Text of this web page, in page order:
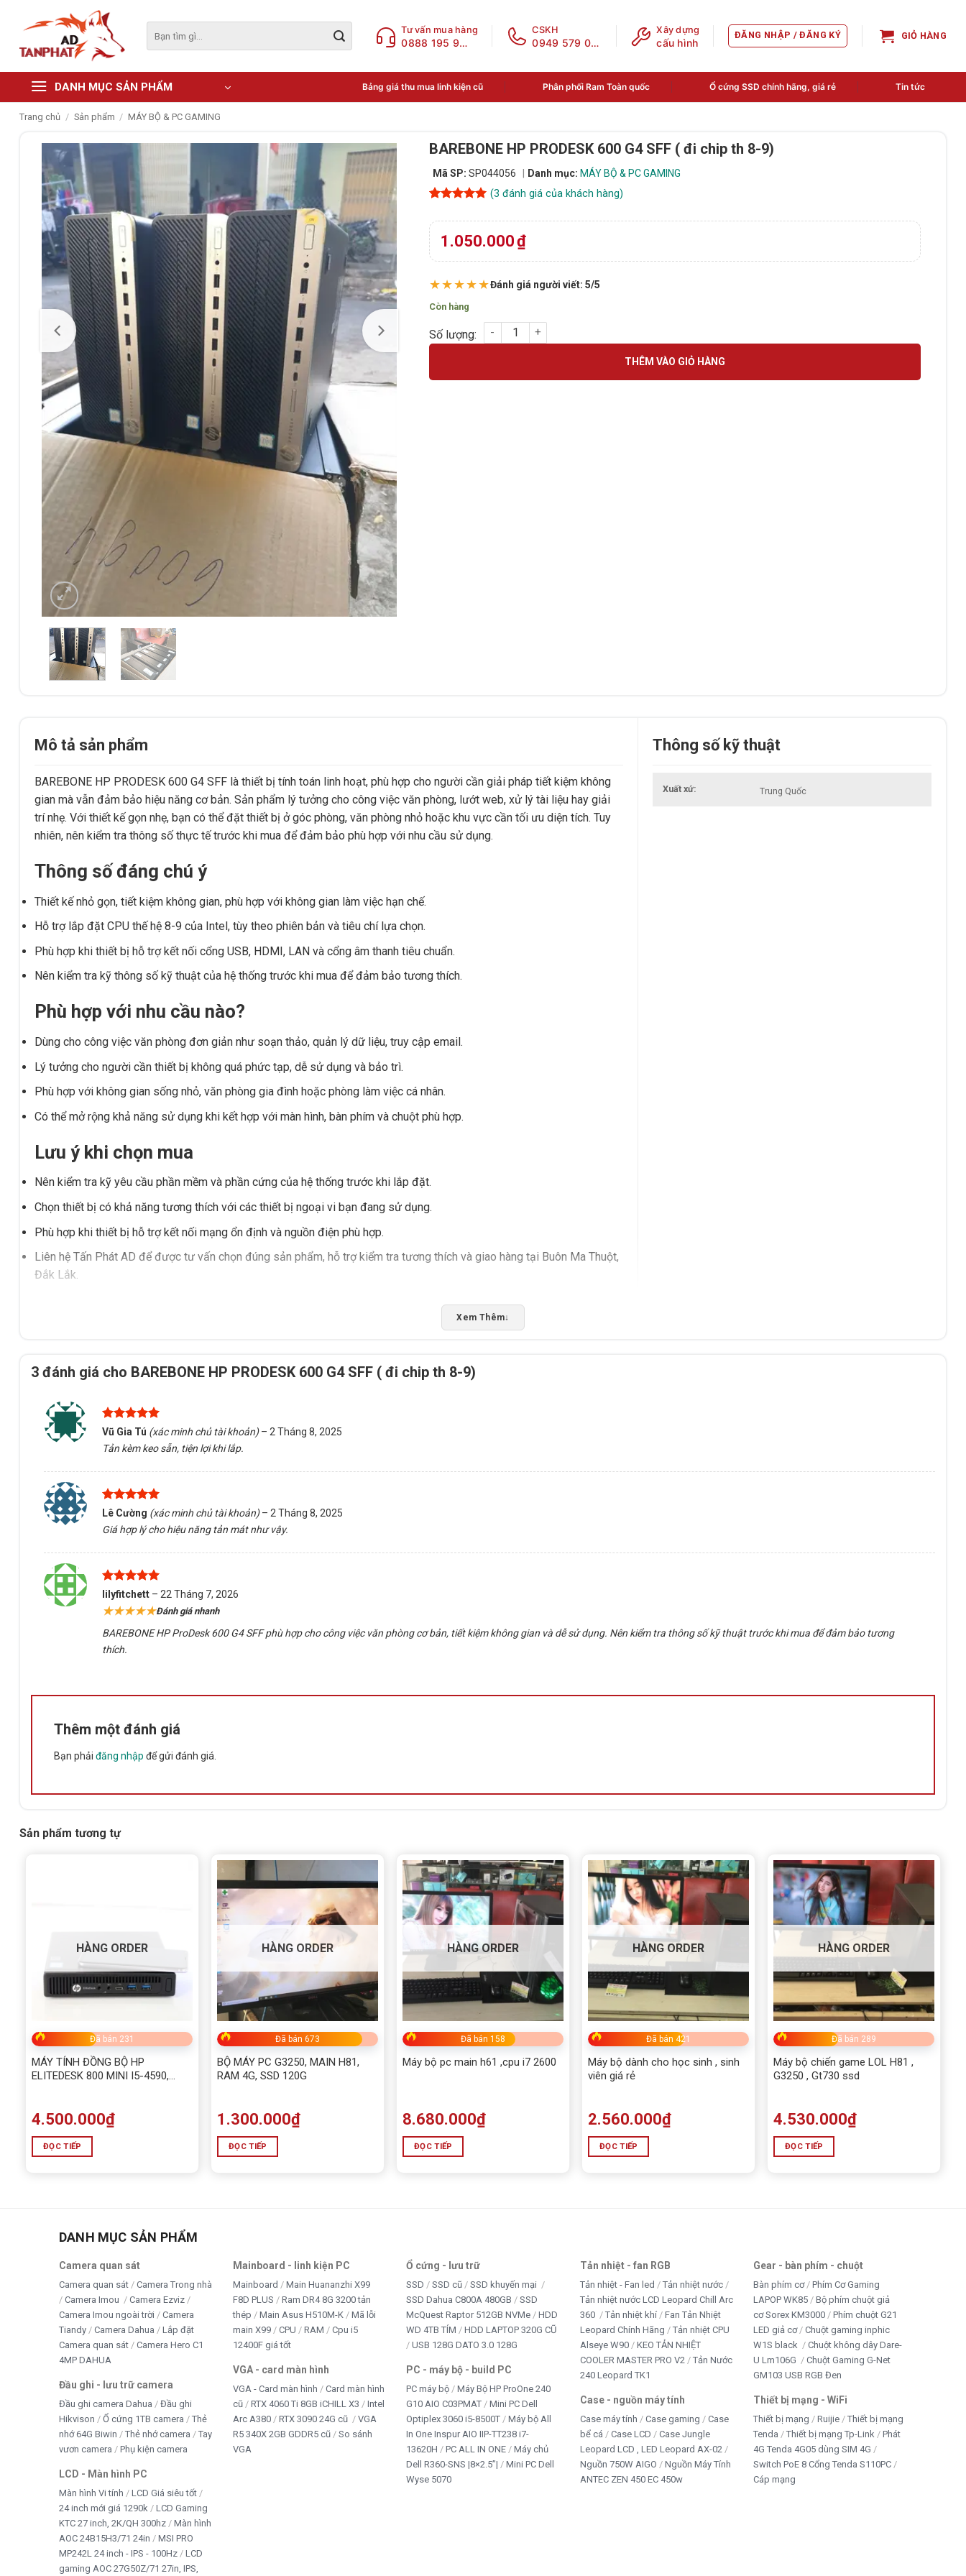
content
kiếm:
Tư vấn mua hàng
0888 195 969
CSKH
0949 579 078
Xây dựng
cấu hình
ĐĂNG NHẬP / ĐĂNG KÝ GIỎ HÀNG
DANH MỤC SẢN PHẨM Bảng giá thu mua linh kiện cũ Phân phối Ram Toàn quốc Ổ cứng SSD chính hãng, giá rẻ Tin tức
Trang chủ / Sản phẩm / MÁY BỘ & PC GAMING
BAREBONE HP PRODESK 600 G4 SFF ( đi chip th 8-9)
Mã SP: SP044056 Danh mục: MÁY BỘ & PC GAMING
dựa trên
đánh giá
(3 đánh giá của khách hàng)
1.050.000₫
★★★★★Đánh giá người viết: 5/5
Còn hàng
BAREBONE HP PRODESK 600 G4 SFF ( đi chip th 8-9) số lượng
THÊM VÀO GIỎ HÀNG
Mô tả sản phẩm
BAREBONE HP PRODESK 600 G4 SFF là thiết bị tính toán linh hoạt, phù hợp cho người cần giải pháp tiết kiệm không
gian mà vẫn đảm bảo hiệu năng cơ bản. Sản phẩm lý tưởng cho công việc văn phòng, lướt web, xử lý tài liệu hay giải
trí nhẹ. Với thiết kế gọn nhẹ, bạn có thể đặt thiết bị ở góc phòng, văn phòng nhỏ hoặc khu vực cần tối ưu diện tích. Tuy
nhiên, nên kiểm tra thông số thực tế trước khi mua để đảm bảo phù hợp với nhu cầu sử dụng.
Thông số đáng chú ý
Thiết kế nhỏ gọn, tiết kiệm không gian, phù hợp với không gian làm việc hạn chế.
Hỗ trợ lắp đặt CPU thế hệ 8-9 của Intel, tùy theo phiên bản và tiêu chí lựa chọn.
Phù hợp khi thiết bị hỗ trợ kết nối cổng USB, HDMI, LAN và cổng âm thanh tiêu chuẩn.
Nên kiểm tra kỹ thông số kỹ thuật của hệ thống trước khi mua để đảm bảo tương thích.
Phù hợp với nhu cầu nào?
Dùng cho công việc văn phòng đơn giản như soạn thảo, quản lý dữ liệu, truy cập email.
Lý tưởng cho người cần thiết bị không quá phức tạp, dễ sử dụng và bảo trì.
Phù hợp với không gian sống nhỏ, văn phòng gia đình hoặc phòng làm việc cá nhân.
Có thể mở rộng khả năng sử dụng khi kết hợp với màn hình, bàn phím và chuột phù hợp.
Lưu ý khi chọn mua
Nên kiểm tra kỹ yêu cầu phần mềm và phần cứng của hệ thống trước khi lắp đặt.
Chọn thiết bị có khả năng tương thích với các thiết bị ngoại vi bạn đang sử dụng.
Phù hợp khi thiết bị hỗ trợ kết nối mạng ổn định và nguồn điện phù hợp.
Liên hệ Tấn Phát AD để được tư vấn chọn đúng sản phẩm, hỗ trợ kiểm tra tương thích và giao hàng tại Buôn Ma Thuột,
Đắk Lắk.
Đảm bảo lựa chọn sản phẩm phù hợp với nhu cầu sử dụng và điều kiện kỹ thuật của bạn để tối ưu hiệu quả hoạt động.
Thông số kỹ thuật
Xuất xứ Trung Quốc
Xem Thêm↓
3 đánh giá cho BAREBONE HP PRODESK 600 G4 SFF ( đi chip th 8-9)
Được xếp
hạng
sao
Vũ Gia Tú (xác minh chủ tài khoản) – 2 Tháng 8, 2025
Tản kèm keo sẵn, tiện lợi khi lắp.
Được xếp
5
sao
Lê Cường (xác minh chủ tài khoản) – 2 Tháng 8, 2025
Giá hợp lý cho hiệu năng tản mát như vậy.
Được xếp
hạng 5
5
sao
lilyfitchett – 22 Tháng 7, 2026
★★★★★Đánh giá nhanh
BAREBONE HP ProDesk 600 G4 SFF phù hợp cho công việc văn phòng cơ bản, tiết kiệm không gian và dễ sử dụng. Nên kiểm tra thông số kỹ thuật trước khi mua để đảm bảo tương
thích.
Thêm một đánh giá
Bạn phải đăng nhập để gửi đánh giá.
Sản phẩm tương tự
HÀNG ORDER
Đã bán 231
MÁY TÍNH ĐỒNG BỘ HP
ELITEDESK 800 MINI I5-4590,
4.500.000₫
ĐỌC TIẾP
HÀNG ORDER
Đã bán 673
BỘ MÁY PC G3250, MAIN H81,
RAM 4G, SSD 120G
1.300.000₫
ĐỌC TIẾP
HÀNG ORDER
Đã bán 158
Máy bộ pc main h61 ,cpu i7 2600
8.680.000₫
ĐỌC TIẾP
HÀNG ORDER
Đã bán 421
Máy bộ dành cho học sinh , sinh
viên giá rẻ
2.560.000₫
ĐỌC TIẾP
HÀNG ORDER
Đã bán 289
Máy bộ chiến game LOL H81 ,
G3250 , Gt730 ssd
4.530.000₫
ĐỌC TIẾP
DANH MỤC SẢN PHẨM
Camera quan sát
Camera quan sát
Camera Trong nhà
Camera Imou
Camera Ezviz
Camera Imou ngoài trời
Camera
Tiandy
Camera Dahua
Lắp đặt
Camera quan sát
Camera Hero C1
4MP DAHUA
Đầu ghi - lưu trữ camera
Đầu ghi camera Dahua
Đầu ghi
Hikvison
Ổ cứng 1TB camera
Thẻ
nhớ 64G Biwin
Thẻ nhớ camera
Tay
vươn camera
Phụ kiện camera
LCD - Màn hình PC
Màn hình Vi tính
LCD Giá siêu tốt
24 inch mới giá 1290k
LCD Gaming
KTC 27 inch, 2K/QH 300hz
Màn hình
AOC 24B15H3/71 24in
MSI PRO
MP242L 24 inch - IPS - 100Hz
LCD
gaming AOC 27G50Z/71 27in, IPS,
Mainboard - linh kiện PC
Mainboard
Main Huananzhi X99
F8D PLUS
Ram DR4 8G 3200 tản
thép
Main Asus H510M-K
Mã lỗi
main X99
CPU RAM
Cpu i5
12400F giá tốt
VGA - card màn hình
VGA - Card màn hình
Card màn hình
cũ
RTX 4060 Ti 8GB iCHILL X3
Intel
Arc A380
RTX 3090 24G cũ
VGA
R5 340X 2GB GDDR5 cũ
So sánh
VGA
Ổ cứng - lưu trữ
SSD SSD cũ
SSD khuyến mại
SSD Dahua C800A 480GB
SSD
McQuest Raptor 512GB NVMe
HDD
WD 4TB TÍM
HDD LAPTOP 320G CŨ
USB 128G DATO 3.0 128G
PC - máy bộ - build PC
PC máy bộ
Máy Bộ HP ProOne 240
G10 AIO C03PMAT
Mini PC Dell
Optiplex 3060 i5-8500T
Máy bộ All
In One Inspur AIO IIP-TT238 i7-
13620H
PC ALL IN ONE Máy chủ
Dell R360-SNS |8×2.5”|
Mini PC Dell
Wyse 5070
Tản nhiệt - fan RGB
Tản nhiệt - Fan led
Tản nhiệt nước
Tản nhiệt nước LCD Leopard Chill Arc
360
Tản nhiệt khí
Fan Tản Nhiệt
Leopard Chính Hãng
Tản nhiệt CPU
Alseye W90
KEO TẢN NHIỆT
COOLER MASTER PRO V2
Tản Nước
240 Leopard TK1
Case - nguồn máy tính
Case máy tính Case gaming
Case
bể cá
Case LCD
Case Jungle
Leopard LCD , LED Leopard AX-02
Nguồn 750W AIGO
Nguồn Máy Tính
ANTEC ZEN 450 EC 450w
Gear - bàn phím - chuột
Bàn phím cơ
Phím Cơ Gaming
LAPOP WK85
Bộ phím chuột giả
cơ Sorex KM3000
Phím chuột G21
LED giả cơ
Chuột gaming inphic
W1S black
Chuột không dây Dare-
U Lm106G
Chuột Gaming G-Net
GM103 USB RGB Đen
Thiết bị mạng - WiFi
Thiết bị mạng Ruijie
Thiết bị mạng
Tenda
Thiết bị mạng Tp-Link
Phát
4G Tenda 4G05 dùng SIM 4G
Switch PoE 8 Cổng Tenda S110PC
Cáp mạng